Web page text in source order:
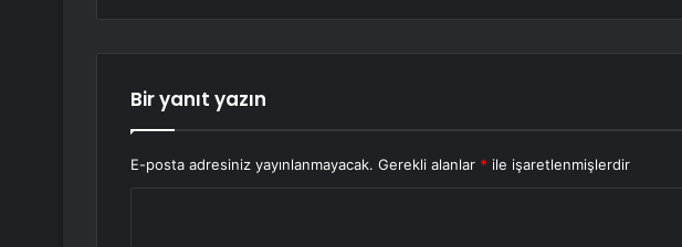
Bir yanıt yazın
E-posta adresiniz yayınlanmayacak. Gerekli alanlar * ile işaretlenmişlerdir